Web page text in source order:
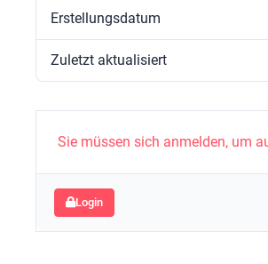
Erstellungsdatum
Zuletzt aktualisiert
Sie müssen sich anmelden, um
Login